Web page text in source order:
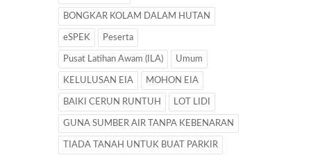
BONGKAR KOLAM DALAM HUTAN
eSPEK Peserta
Pusat Latihan Awam (ILA) Umum
KELULUSAN EIA MOHON EIA
BAIKI CERUN RUNTUH LOT LIDI
GUNA SUMBER AIR TANPA KEBENARAN
TIADA TANAH UNTUK BUAT PARKIR